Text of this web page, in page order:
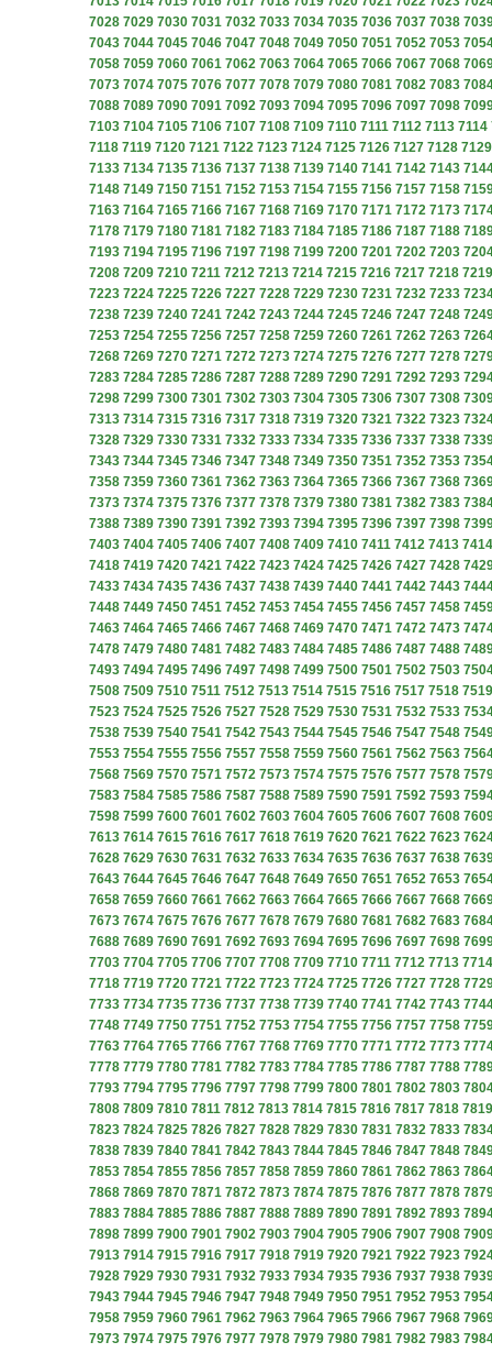
7028 7029 7030 7031 7032 7033 7034 7035 7036 7037 7038
7043 7044 7045 7046 7047 7048 7049 7050 7051 7052 7053
7058 7059 7060 7061 7062 7063 7064 7065 7066 7067 7068
7073 7074 7075 7076 7077 7078 7079 7080 7081 7082 7083
7088 7089 7090 7091 7092 7093 7094 7095 7096 7097 7098
7103 7104 7105 7106 7107 7108 7109 7110 7111 7112 7113 7114
7118 7119 7120 7121 7122 7123 7124 7125 7126 7127 7128 7129
7133 7134 7135 7136 7137 7138 7139 7140 7141 7142 7143
7148 7149 7150 7151 7152 7153 7154 7155 7156 7157 7158
7163 7164 7165 7166 7167 7168 7169 7170 7171 7172 7173
7178 7179 7180 7181 7182 7183 7184 7185 7186 7187 7188
7193 7194 7195 7196 7197 7198 7199 7200 7201 7202 7203
7208 7209 7210 7211 7212 7213 7214 7215 7216 7217 7218 7219
7223 7224 7225 7226 7227 7228 7229 7230 7231 7232 7233
7238 7239 7240 7241 7242 7243 7244 7245 7246 7247 7248
7253 7254 7255 7256 7257 7258 7259 7260 7261 7262 7263
7268 7269 7270 7271 7272 7273 7274 7275 7276 7277 7278
7283 7284 7285 7286 7287 7288 7289 7290 7291 7292 7293
7298 7299 7300 7301 7302 7303 7304 7305 7306 7307 7308
7313 7314 7315 7316 7317 7318 7319 7320 7321 7322 7323
7328 7329 7330 7331 7332 7333 7334 7335 7336 7337 7338
7343 7344 7345 7346 7347 7348 7349 7350 7351 7352 7353
7358 7359 7360 7361 7362 7363 7364 7365 7366 7367 7368
7373 7374 7375 7376 7377 7378 7379 7380 7381 7382 7383
7388 7389 7390 7391 7392 7393 7394 7395 7396 7397 7398
7403 7404 7405 7406 7407 7408 7409 7410 7411 7412 7413 7414
7418 7419 7420 7421 7422 7423 7424 7425 7426 7427 7428
7433 7434 7435 7436 7437 7438 7439 7440 7441 7442 7443
7448 7449 7450 7451 7452 7453 7454 7455 7456 7457 7458
7463 7464 7465 7466 7467 7468 7469 7470 7471 7472 7473
7478 7479 7480 7481 7482 7483 7484 7485 7486 7487 7488
7493 7494 7495 7496 7497 7498 7499 7500 7501 7502 7503
7508 7509 7510 7511 7512 7513 7514 7515 7516 7517 7518 7519
7523 7524 7525 7526 7527 7528 7529 7530 7531 7532 7533
7538 7539 7540 7541 7542 7543 7544 7545 7546 7547 7548
7553 7554 7555 7556 7557 7558 7559 7560 7561 7562 7563
7568 7569 7570 7571 7572 7573 7574 7575 7576 7577 7578
7583 7584 7585 7586 7587 7588 7589 7590 7591 7592 7593
7598 7599 7600 7601 7602 7603 7604 7605 7606 7607 7608
7613 7614 7615 7616 7617 7618 7619 7620 7621 7622 7623
7628 7629 7630 7631 7632 7633 7634 7635 7636 7637 7638
7643 7644 7645 7646 7647 7648 7649 7650 7651 7652 7653
7658 7659 7660 7661 7662 7663 7664 7665 7666 7667 7668
7673 7674 7675 7676 7677 7678 7679 7680 7681 7682 7683
7688 7689 7690 7691 7692 7693 7694 7695 7696 7697 7698
7703 7704 7705 7706 7707 7708 7709 7710 7711 7712 7713 7714
7718 7719 7720 7721 7722 7723 7724 7725 7726 7727 7728
7733 7734 7735 7736 7737 7738 7739 7740 7741 7742 7743
7748 7749 7750 7751 7752 7753 7754 7755 7756 7757 7758
7763 7764 7765 7766 7767 7768 7769 7770 7771 7772 7773
7778 7779 7780 7781 7782 7783 7784 7785 7786 7787 7788
7793 7794 7795 7796 7797 7798 7799 7800 7801 7802 7803
7808 7809 7810 7811 7812 7813 7814 7815 7816 7817 7818 7819
7823 7824 7825 7826 7827 7828 7829 7830 7831 7832 7833
7838 7839 7840 7841 7842 7843 7844 7845 7846 7847 7848
7853 7854 7855 7856 7857 7858 7859 7860 7861 7862 7863
7868 7869 7870 7871 7872 7873 7874 7875 7876 7877 7878
7883 7884 7885 7886 7887 7888 7889 7890 7891 7892 7893
7898 7899 7900 7901 7902 7903 7904 7905 7906 7907 7908
7913 7914 7915 7916 7917 7918 7919 7920 7921 7922 7923
7928 7929 7930 7931 7932 7933 7934 7935 7936 7937 7938
7943 7944 7945 7946 7947 7948 7949 7950 7951 7952 7953
7958 7959 7960 7961 7962 7963 7964 7965 7966 7967 7968
7973 7974 7975 7976 7977 7978 7979 7980 7981 7982 7983